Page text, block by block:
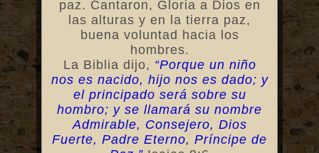
paz. Cantaron, Gloria a Dios en
las alturas y en la tierra paz,
buena voluntad hacia los
hombres.
La Biblia dijo, “Porque un niño
nos es nacido, hijo nos es dado; y
el principado será sobre su
hombro; y se llamará su nombre
Admirable, Consejero, Dios
Fuerte, Padre Eterno, Príncipe de